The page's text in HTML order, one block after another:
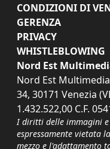
CONDIZIONI DI
GERENZA
PRIVACY
WHISTLEBLOWING
Nord Est
Nord Est
34, 30171 Venezia
1.432.522,00 C.F.
I diritti delle immagini
espressamente vietata
mezzo e l'adattamento